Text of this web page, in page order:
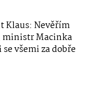
Klaus: Nevěřím
ministr Macinka
všemi za dobře